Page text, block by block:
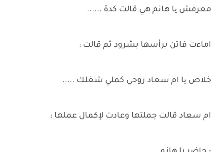
معرفش یا هانم هي قالت كدة ......
اماءت فاتن برأسها بشرود ثم قالت :
خلاص یا ام سعاد روحي كملي شغلك .....
ام سعاد قالت جملتها وعادت لإكمال عملها :